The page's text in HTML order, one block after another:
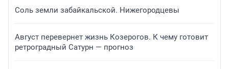
Соль земли забайкальской. Нижегородцевы
Август перевернет жизнь Козерогов. К чему готовит
ретроградный Сатурн — прогноз